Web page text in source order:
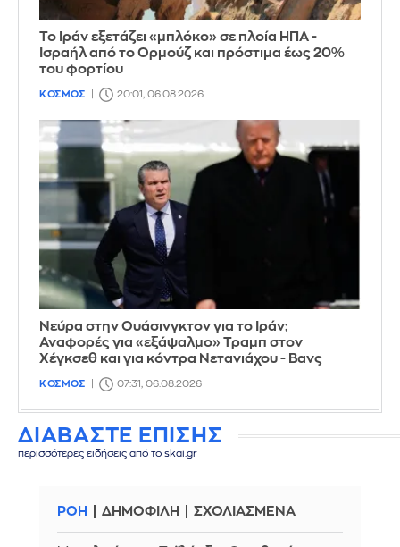
Το Ιράν εξετάζει «μπλόκο» σε πλοία ΗΠΑ -
Ισραήλ από το Ορμούζ και πρόστιμα έως 20%
του φορτίου
ΚΟΣΜΟΣ 20:01, 06.08.2026
Νεύρα στην Ουάσινγκτον για το Ιράν;
Αναφορές για «εξάψαλμο» Τραμπ στον
Χέγκσεθ και για κόντρα Νετανιάχου - Βανς
ΚΟΣΜΟΣ 07:31, 06.08.2026
ΔΙΑΒΑΣΤΕ ΕΠΙΣΗΣ
περισσότερες ειδήσεις από το skai.gr
ΡΟΗ ΔΗΜΟΦΙΛΗ ΣΧΟΛΙΑΣΜΕΝΑ